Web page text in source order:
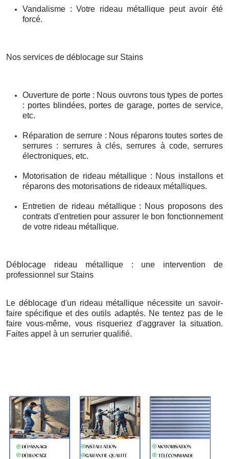
Vandalisme : Votre rideau métallique peut avoir été
forcé.
Nos services de déblocage sur Stains
Ouverture de porte : Nous ouvrons tous types de portes
: portes blindées, portes de garage, portes de service,
etc.
Réparation de serrure : Nous réparons toutes sortes de
serrures : serrures à clés, serrures à code, serrures
électroniques, etc.
Motorisation de rideau métallique : Nous installons et
réparons des motorisations de rideaux métalliques.
Entretien de rideau métallique : Nous proposons des
contrats d'entretien pour assurer le bon fonctionnement
de votre rideau métallique.
Déblocage rideau métallique : une intervention de
professionnel sur Stains
Le déblocage d'un rideau métallique nécessite un savoir-
faire spécifique et des outils adaptés. Ne tentez pas de le
faire vous-même, vous risqueriez d'aggraver la situation.
Faites appel à un serrurier qualifié.